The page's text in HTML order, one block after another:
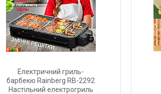
Електричний гриль-
барбекю Rainberg RB-2292
Настільний електрогриль